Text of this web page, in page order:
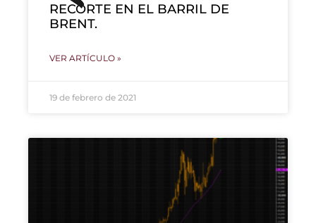
RECORTE EN EL BARRIL DE
BRENT.
VER ARTÍCULO »
19 de febrero de 2021